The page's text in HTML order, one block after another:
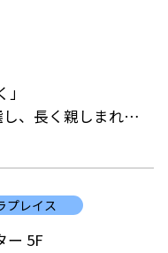
、長く親しまれる服
揃え、日常を豊かに
プレイス
ー 5F